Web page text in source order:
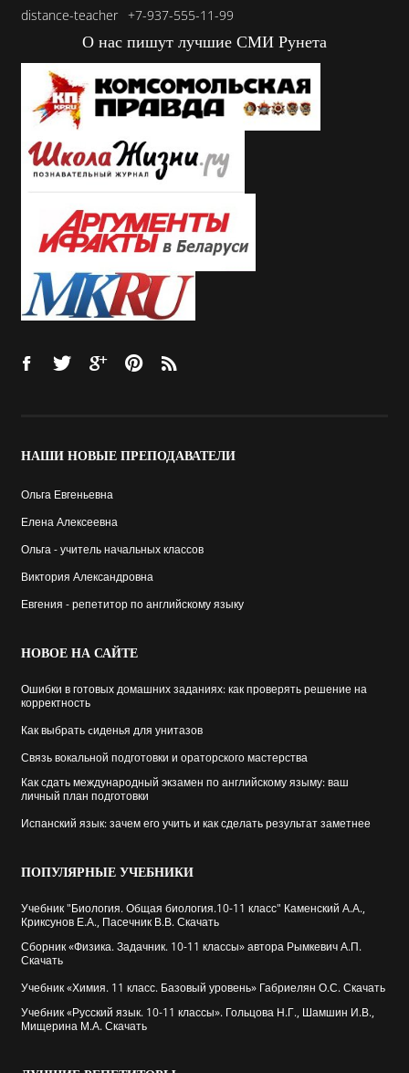
distance-teacher +7-937-555-11-99
О нас пишут лучшие СМИ Рунета
НАШИ НОВЫЕ ПРЕПОДАВАТЕЛИ
Ольга Евгеньевна
Елена Алексеевна
Ольга - учитель начальных классов
Виктория Александровна
Евгения - репетитор по английскому языку
НОВОЕ НА САЙТЕ
Ошибки в готовых домашних заданиях: как проверять решение на
корректность
Как выбрать cиденья для унитазов
Связь вокальной подготовки и ораторского мастерства
Как сдать международный экзамен по английскому языму: ваш
личный план подготовки
Испанский язык: зачем его учить и как сделать результат заметнее
ПОПУЛЯРНЫЕ УЧЕБНИКИ
Учебник "Биология. Общая биология.10-11 класс" Каменский А.А.,
Криксунов Е.А., Пасечник В.В. Скачать
Сборник «Физика. Задачник. 10-11 классы» автора Рымкевич А.П.
Скачать
Учебник «Химия. 11 класс. Базовый уровень» Габриелян О.С. Скачать
Учебник «Русский язык. 10-11 классы». Гольцова Н.Г., Шамшин И.В.,
Мищерина М.А. Скачать